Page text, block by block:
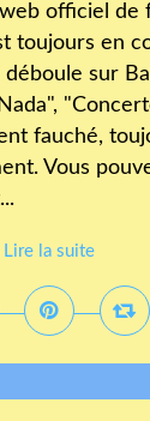
officiel de
toujours en
sur
fauché,
Vous
Lire la suite